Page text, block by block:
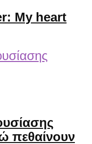
My heart
πεθαίνουν